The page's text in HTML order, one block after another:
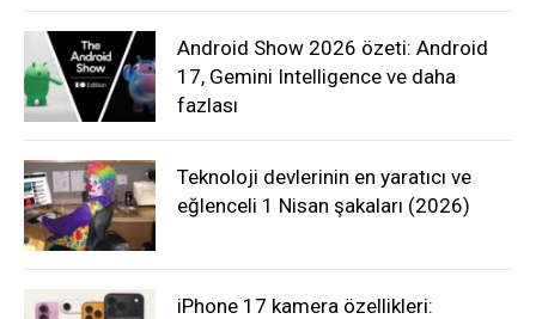
Android Show 2026 özeti: Android
17, Gemini Intelligence ve daha
fazlası
Teknoloji devlerinin en yaratıcı ve
eğlenceli 1 Nisan şakaları (2026)
iPhone 17 kamera özellikleri: